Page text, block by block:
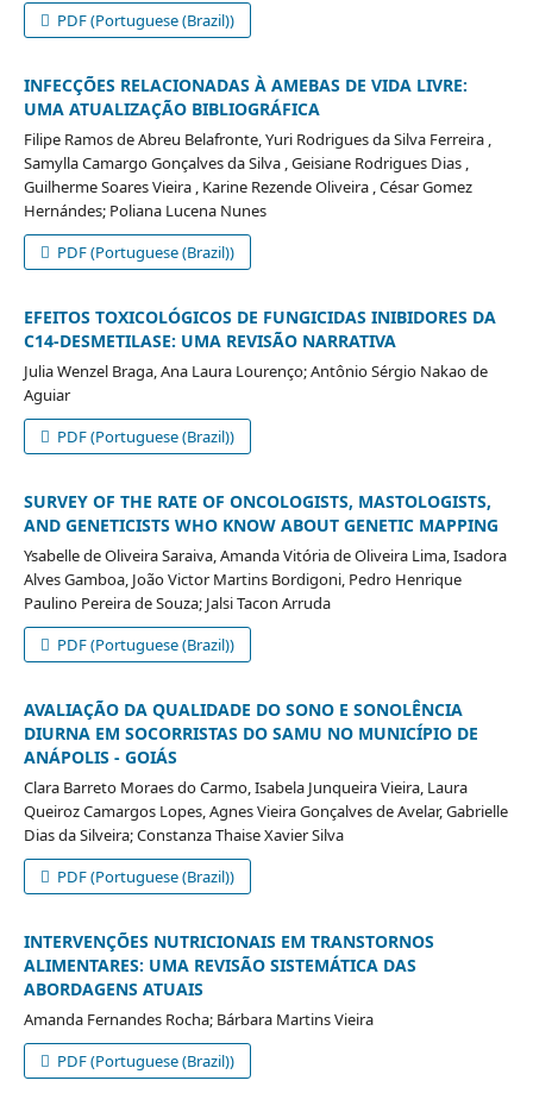
PDF (Portuguese (Brazil))
INFECÇÕES RELACIONADAS À AMEBAS DE VIDA LIVRE:
UMA ATUALIZAÇÃO BIBLIOGRÁFICA
Filipe Ramos de Abreu Belafronte, Yuri Rodrigues da Silva Ferreira ,
Samylla Camargo Gonçalves da Silva , Geisiane Rodrigues Dias ,
Guilherme Soares Vieira , Karine Rezende Oliveira , César Gomez
Hernándes; Poliana Lucena Nunes
PDF (Portuguese (Brazil))
EFEITOS TOXICOLÓGICOS DE FUNGICIDAS INIBIDORES DA
C14-DESMETILASE: UMA REVISÃO NARRATIVA
Julia Wenzel Braga, Ana Laura Lourenço; Antônio Sérgio Nakao de
Aguiar
PDF (Portuguese (Brazil))
SURVEY OF THE RATE OF ONCOLOGISTS, MASTOLOGISTS,
AND GENETICISTS WHO KNOW ABOUT GENETIC MAPPING
Ysabelle de Oliveira Saraiva, Amanda Vitória de Oliveira Lima, Isadora
Alves Gamboa, João Victor Martins Bordigoni, Pedro Henrique
Paulino Pereira de Souza; Jalsi Tacon Arruda
PDF (Portuguese (Brazil))
AVALIAÇÃO DA QUALIDADE DO SONO E SONOLÊNCIA
DIURNA EM SOCORRISTAS DO SAMU NO MUNICÍPIO DE
ANÁPOLIS - GOIÁS
Clara Barreto Moraes do Carmo, Isabela Junqueira Vieira, Laura
Queiroz Camargos Lopes, Agnes Vieira Gonçalves de Avelar, Gabrielle
Dias da Silveira; Constanza Thaise Xavier Silva
PDF (Portuguese (Brazil))
INTERVENÇÕES NUTRICIONAIS EM TRANSTORNOS
ALIMENTARES: UMA REVISÃO SISTEMÁTICA DAS
ABORDAGENS ATUAIS
Amanda Fernandes Rocha; Bárbara Martins Vieira
PDF (Portuguese (Brazil))